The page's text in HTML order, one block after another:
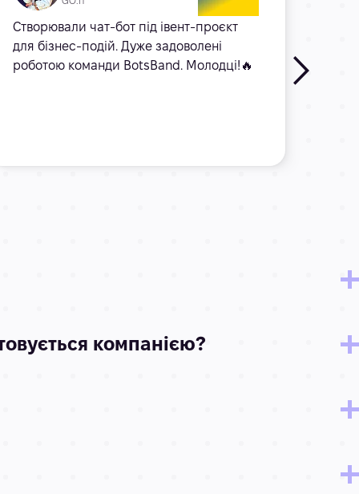
Створювали чат-бот під івент-проєкт
для бізнес-подій. Дуже задоволені
роботою команди BotsBand. Молодці!🔥
компанією?